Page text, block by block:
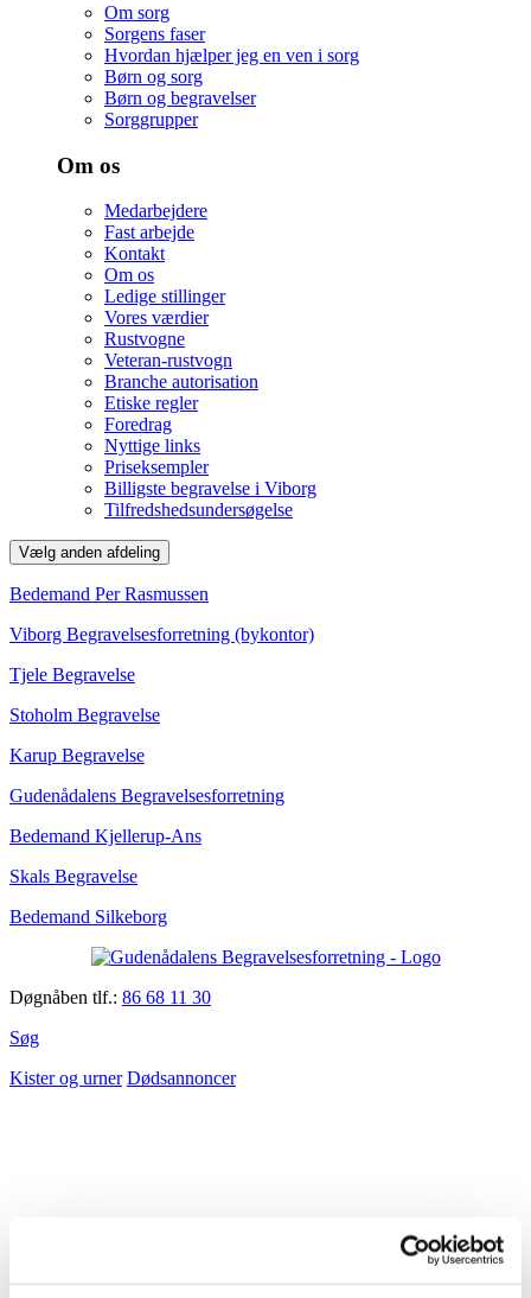
Om sorg
Sorgens faser
Hvordan hjælper jeg en ven i sorg
Børn og sorg
Børn og begravelser
Sorggrupper
Om os
Medarbejdere
Fast arbejde
Kontakt
Om os
Ledige stillinger
Vores værdier
Rustvogne
Veteran-rustvogn
Branche autorisation
Etiske regler
Foredrag
Nyttige links
Priseksempler
Billigste begravelse i Viborg
Tilfredshedsundersøgelse
Vælg anden afdeling
Bedemand Per Rasmussen
Viborg Begravelsesforretning (bykontor)
Tjele Begravelse
Stoholm Begravelse
Karup Begravelse
Gudenådalens Begravelsesforretning
Bedemand Kjellerup-Ans
Skals Begravelse
Bedemand Silkeborg
Døgnåben tlf.: 86 68 11 30
Søg
Kister og urner Dødsannoncer
Om bedemanden/afdelingen